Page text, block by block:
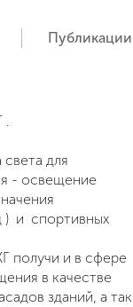
Публикации
.
для
- освещение
) и спортивных
получи и в сфере
в качестве
зданий, а так